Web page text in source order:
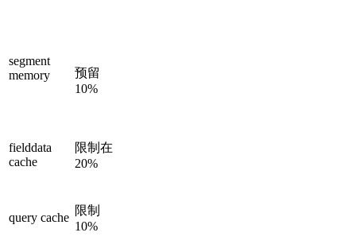
segment
memory
预留
10%
fielddata
cache
限制在
20%
query cache
限制
10%